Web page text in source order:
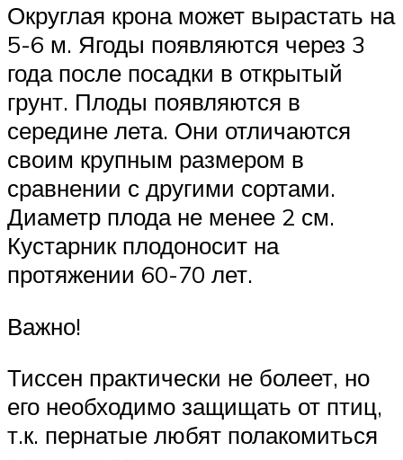
Округлая крона может вырастать на
5-6 м. Ягоды появляются через 3
года после посадки в открытый
грунт. Плоды появляются в
середине лета. Они отличаются
своим крупным размером в
сравнении с другими сортами.
Диаметр плода не менее 2 см.
Кустарник плодоносит на
протяжении 60-70 лет.
Важно!
Тиссен практически не болеет, но
его необходимо защищать от птиц,
т.к. пернатые любят полакомиться